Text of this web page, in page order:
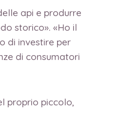
api e produrre
storico». «Ho il
di investire per
di consumatori
proprio piccolo,